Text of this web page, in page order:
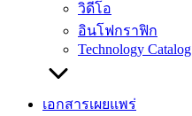
วิดีโอ
อินโฟกราฟิก
Technology Catalog
เอกสารเผยแพร่